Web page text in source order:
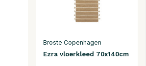
Broste Copenhagen
Ezra vloerkleed 70x140cm